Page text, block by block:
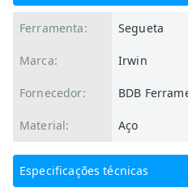
Ferramenta: Segueta
Marca: Irwin
Fornecedor: BDB
Material: Aço
Especificações técnicas